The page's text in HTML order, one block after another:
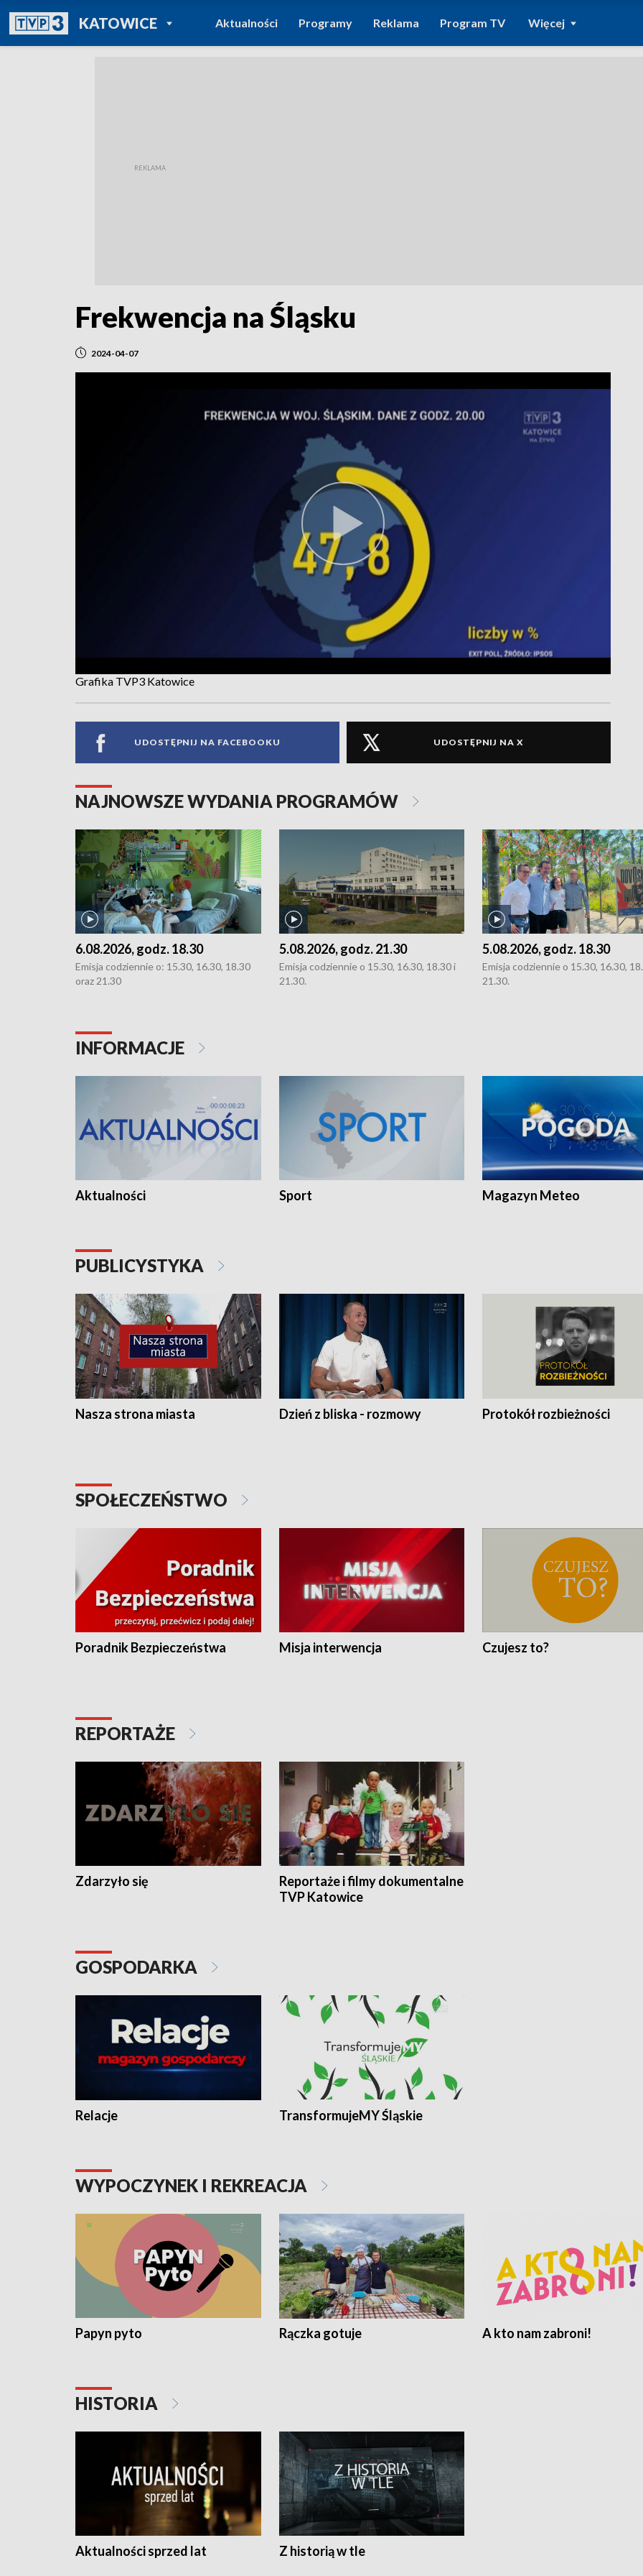
KATOWICEPOWRÓT DO
TVP REGIONY
Aktualności Programy Reklama Program TV Więcej
Frekwencja na Śląsku
2024-04-07
Grafika TVP3 Katowice
UDOSTĘPNIJ NA FACEBOOKU UDOSTĘPNIJ NA X
NAJNOWSZE WYDANIA PROGRAMÓW
6.08.2026, godz. 18.30
Emisja codziennie o: 15.30, 16.30, 18.30
oraz 21.30
5.08.2026, godz. 21.30
Emisja codziennie o 15.30, 16.30, 18.30 i
21.30.
5.08.2026, godz. 18.30
Emisja codziennie o 15.30, 16.30,
21.30.
INFORMACJE
Aktualności Sport Magazyn Meteo
PUBLICYSTYKA
Nasza strona miasta Dzień z bliska - rozmowy Protokół rozbieżności
SPOŁECZEŃSTWO
Poradnik Bezpieczeństwa Misja interwencja Czujesz to?
REPORTAŻE
Zdarzyło się
Reportaże i filmy dokumentalne
TVP Katowice
GOSPODARKA
Relacje TransformujeMY Śląskie
WYPOCZYNEK I REKREACJA
Papyn pyto Rączka gotuje A kto nam zabroni!
HISTORIA
Aktualności sprzed lat Z historią w tle